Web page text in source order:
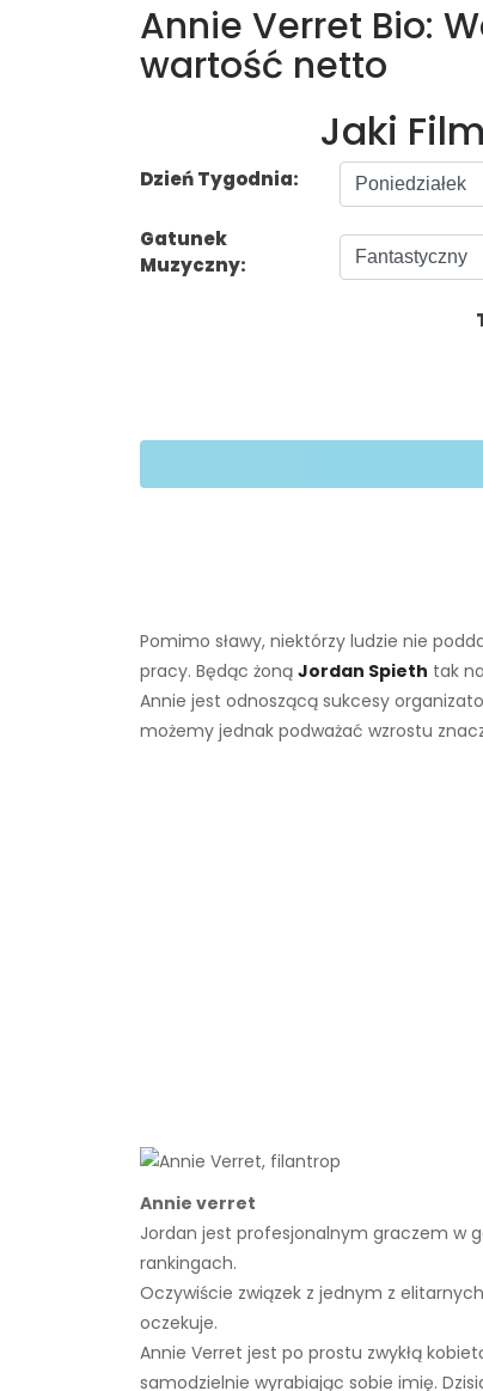
Annie Verret Bio:
wartość netto
Jaki
Dzień Tygodnia:
Gatunek
Muzyczny:
Pomimo sławy, niektórzy ludzie nie
pracy. Będąc żoną Jordan Spieth tak
Annie jest odnoszącą sukcesy
możemy jednak podważać wzrostu
Annie verret
Jordan jest profesjonalnym graczem w
rankingach.
Oczywiście związek z jednym z
oczekuje.
Annie Verret jest po prostu zwykłą
samodzielnie wyrabiając sobie imię.